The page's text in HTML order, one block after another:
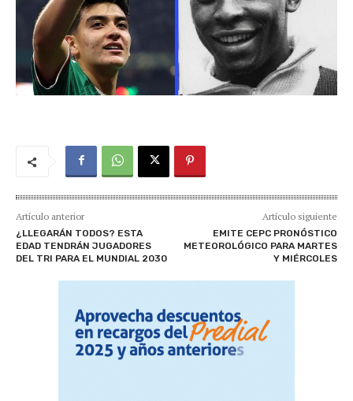
Artículo anterior
¿LLEGARÁN TODOS? ESTA
EDAD TENDRÁN JUGADORES
DEL TRI PARA EL MUNDIAL 2030
Artículo siguiente
EMITE CEPC PRONÓSTICO
METEOROLÓGICO PARA MARTES
Y MIÉRCOLES